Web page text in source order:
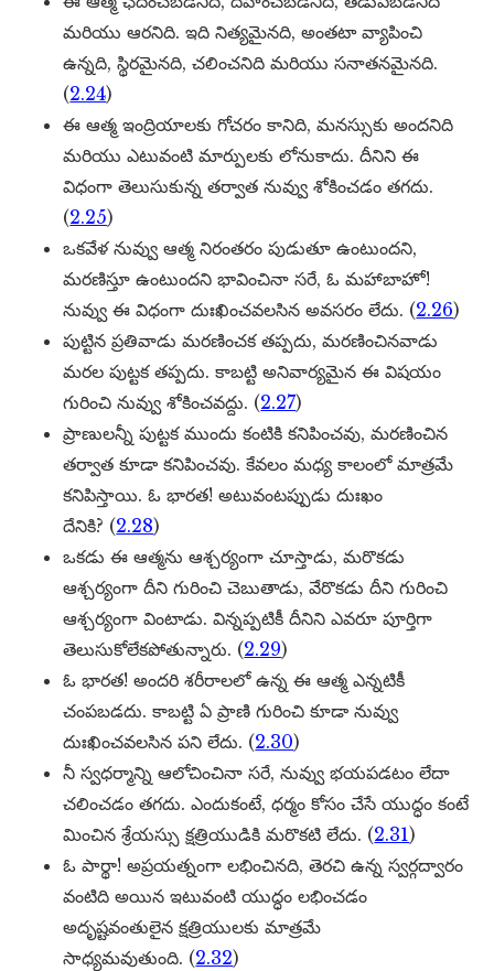
మరియు ఆరనిది. ఇది నిత్యమైనది, అంతటా వ్యాపించి
ఉన్నది, స్థిరమైనది, చలించనిది మరియు సనాతనమైనది.
(2.24)
ఈ ఆత్మ ఇంద్రియాలకు గోచరం కానిది, మనస్సుకు అందనిది
మరియు ఎటువంటి మార్పులకు లోనుకాదు. దీనిని ఈ
విధంగా తెలుసుకున్న తర్వాత నువ్వు శోకించడం తగదు.
(2.25)
ఒకవేళ నువ్వు ఆత్మ నిరంతరం పుడుతూ ఉంటుందని,
మరణిస్తూ ఉంటుందని భావించినా సరే, ఓ మహాబాహో!
నువ్వు ఈ విధంగా దుఃఖించవలసిన అవసరం లేదు. (2.26)
పుట్టిన ప్రతివాడు మరణించక తప్పదు, మరణించినవాడు
మరల పుట్టక తప్పదు. కాబట్టి అనివార్యమైన ఈ విషయం
గురించి నువ్వు శోకించవద్దు. (2.27)
ప్రాణులన్నీ పుట్టక ముందు కంటికి కనిపించవు, మరణించిన
తర్వాత కూడా కనిపించవు. కేవలం మధ్య కాలంలో మాత్రమే
కనిపిస్తాయి. ఓ భారత! అటువంటప్పుడు దుఃఖం
దేనికి? (2.28)
ఒకడు ఈ ఆత్మను ఆశ్చర్యంగా చూస్తాడు, మరొకడు
ఆశ్చర్యంగా దీని గురించి చెబుతాడు, వేరొకడు దీని గురించి
ఆశ్చర్యంగా వింటాడు. విన్నప్పటికీ దీనిని ఎవరూ పూర్తిగా
తెలుసుకోలేకపోతున్నారు. (2.29)
ఓ భారత! అందరి శరీరాలలో ఉన్న ఈ ఆత్మ ఎన్నటికీ
చంపబడదు. కాబట్టి ఏ ప్రాణి గురించి కూడా నువ్వు
దుఃఖించవలసిన పని లేదు. (2.30)
నీ స్వధర్మాన్ని ఆలోచించినా సరే, నువ్వు భయపడటం లేదా
చలించడం తగదు. ఎందుకంటే, ధర్మం కోసం చేసే యుద్ధం కంటే
మించిన శ్రేయస్సు క్షత్రియుడికి మరొకటి లేదు. (2.31)
ఓ పార్థా! అప్రయత్నంగా లభించినది, తెరచి ఉన్న స్వర్గద్వారం
వంటిది అయిన ఇటువంటి యుద్ధం లభించడం
అదృష్టవంతులైన క్షత్రియులకు మాత్రమే
సాధ్యమవుతుంది. (2.32)